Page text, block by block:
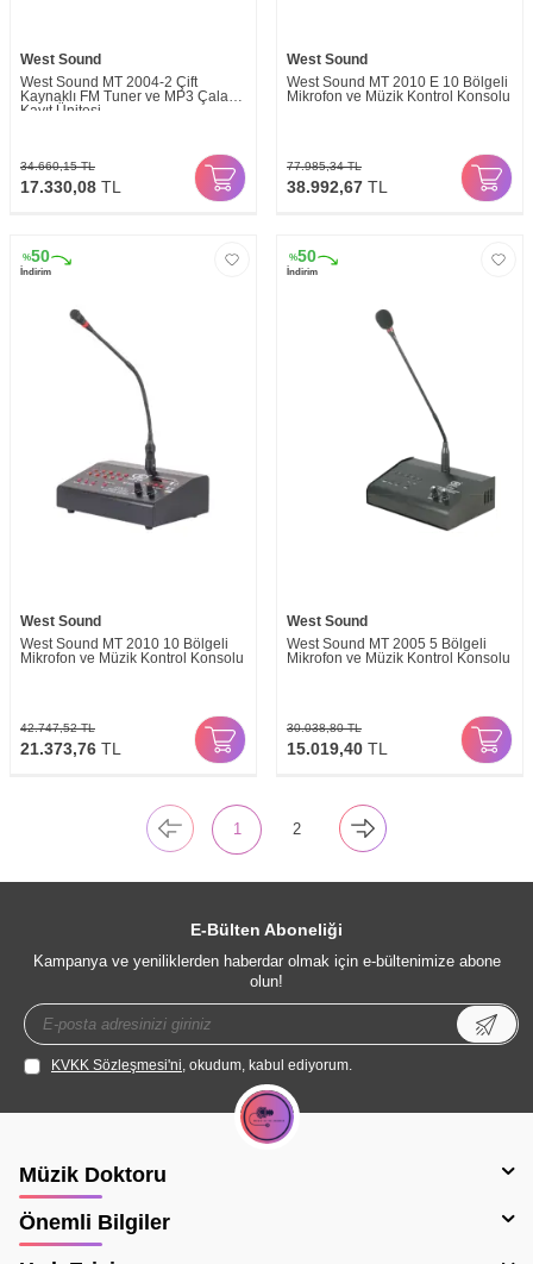
West Sound
West Sound MT 2004-2 Çift
Kaynaklı FM Tuner ve MP3 Çalar /
Kayıt Ünitesi
34.660,15TL
17.330,08 TL
West Sound
West Sound MT 2010 E 10 Bölgeli
Mikrofon ve Müzik Kontrol Konsolu
77.985,34TL
38.992,67 TL
%50
İndirim
West Sound
West Sound MT 2010 10 Bölgeli
Mikrofon ve Müzik Kontrol Konsolu
42.747,52TL
21.373,76 TL
%50
İndirim
West Sound
West Sound MT 2005 5 Bölgeli
Mikrofon ve Müzik Kontrol Konsolu
30.038,80TL
15.019,40 TL
1 2
E-Bülten Aboneliği
Kampanya ve yeniliklerden haberdar olmak için e-bültenimize abone
olun!
KVKK Sözleşmesi'ni, okudum, kabul ediyorum.
Müzik Doktoru
Önemli Bilgiler